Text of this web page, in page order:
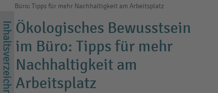
Büro: Tipps für mehr Nachhaltigkeit am Arbeitsplatz
Ökologisches Bewusstsein
im Büro: Tipps für mehr
Nachhaltigkeit am
Arbeitsplatz